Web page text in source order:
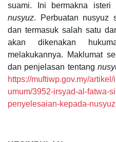
suami. Ini bermakna isteri
nusyuz. Perbuatan nusyuz
dan termasuk salah satu
akan dikenakan
melakukannya. Maklumat
dan penjelasan tentang
https://muftiwp.gov.my/
umum/3952-irsyad-al-fatwa-
penyelesaian-kepada-nusyuz